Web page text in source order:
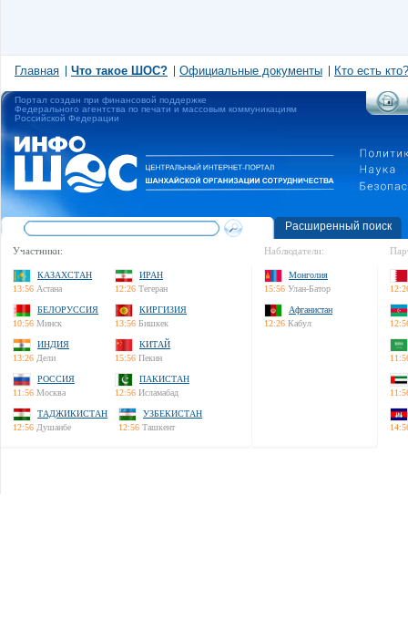
Главная Что такое ШОС? Официальные документы Кто есть кто?
Портал создан при финансовой поддержке
Федерального агентства по печати и массовым коммуникациям
Российской Федерации
Расширенный поиск
Участники:
КАЗАХСТАН
13:56 Астана
ИРАН
12:26 Тегеран
БЕЛОРУССИЯ
10:56 Минск
КИРГИЗИЯ
13:56 Бишкек
ИНДИЯ
13:26 Дели
КИТАЙ
15:56 Пекин
РОССИЯ
11:56 Москва
ПАКИСТАН
12:56 Исламабад
ТАДЖИКИСТАН
12:56 Душанбе
УЗБЕКИСТАН
12:56 Ташкент
Наблюдатели:
Монголия
15:56 Улан-Батор
Афганистан
12:26 Кабул